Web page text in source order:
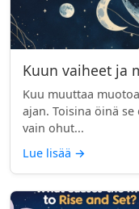
Kuun vaiheet ja
Kuu muuttaa
ajan. Toisina öinä
vain ohut...
Lue lisää →